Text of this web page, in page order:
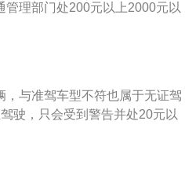
管理部门处200元以上2000元以
被吊销或者机动车驾驶证被暂
逸，尚不构成犯罪的；4、机动
人违反道路交通安全法律、法
故，尚不构成犯罪的；
与准驾车型不符也属于无证驾
驶，只会受到警告并处20元以
受到牵连。无证驾驶是指未取
驾驶机动车，应当依法取得机